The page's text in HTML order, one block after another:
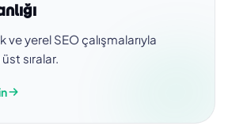
ve yerel SEO çalışmalarıyla
sıralar.